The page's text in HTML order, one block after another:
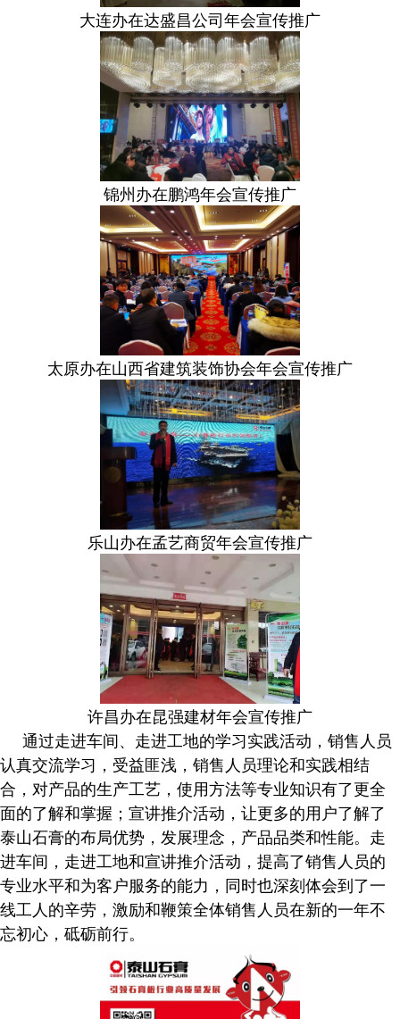
大连办在达盛昌公司年会宣传推广
锦州办在鹏鸿年会宣传推广
太原办在山西省建筑装饰协会年会宣传推广
乐山办在孟艺商贸年会宣传推广
许昌办在昆强建材年会宣传推广
通过走进车间、走进工地的学习实践活动，销售人员
认真交流学习，受益匪浅，销售人员理论和实践相结
合，对产品的生产工艺，使用方法等专业知识有了更全
面的了解和掌握；宣讲推介活动，让更多的用户了解了
泰山石膏的布局优势，发展理念，产品品类和性能。走
进车间，走进工地和宣讲推介活动，提高了销售人员的
专业水平和为客户服务的能力，同时也深刻体会到了一
线工人的辛劳，激励和鞭策全体销售人员在新的一年不
忘初心，砥砺前行。